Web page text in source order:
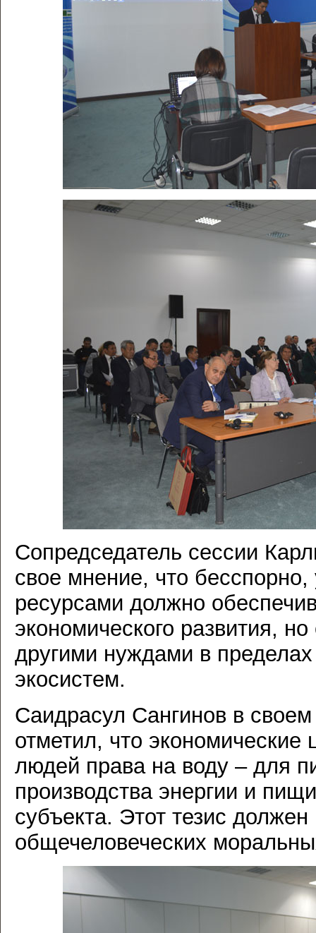
Сопредседатель сессии
свое мнение, что
ресурсами должно
экономического развития,
другими нуждами в
экосистем.
Саидрасул Сангинов в
отметил, что
людей права на воду – для
производства энергии и
субъекта. Этот тезис
общечеловеческих